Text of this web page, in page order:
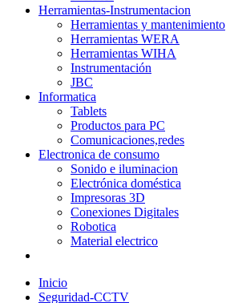
Herramientas-Instrumentacion
Herramientas y mantenimiento
Herramientas WERA
Herramientas WIHA
Instrumentación
JBC
Informatica
Tablets
Productos para PC
Comunicaciones,redes
Electronica de consumo
Sonido e iluminacion
Electrónica doméstica
Impresoras 3D
Conexiones Digitales
Robotica
Material electrico
Inicio
Seguridad-CCTV